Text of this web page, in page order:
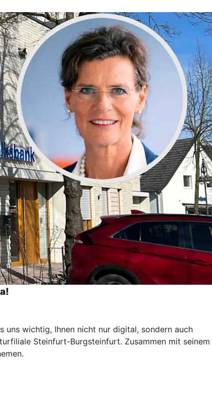
uns wichtig, Ihnen nicht nur digital, sondern auch
Steinfurt-Burgsteinfurt. Zusammen mit seinem